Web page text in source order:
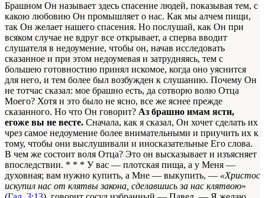
Брашном Он называет здесь спасение людей, показывая тем, с
какою любовию Он промышляет о нас. Как мы алчем пищи,
так Он желает нашего спасения. Но послушай, как Он при
всяком случае не вдруг все открывает, а сперва вводит
слушателя в недоумение, чтобы он, начав исследовать
сказанное и при этом недоумевая и затрудняясь, тем с
большею готовностию принял искомое, когда оно уяснится
для него, и тем более был возбужден к слушанию. Почему Он
не тотчас сказал: мое брашно есть, да сотворю волю Отца
Моего? Хотя и это было не ясно, все же яснее прежде
сказанного. Но что Он говорит? Аз брашно имам ясти,
егоже вы не весте. Сначала, как я сказал, Он хочет сделать их
чрез самое недоумение более внимательными и приучить их к
тому, чтобы они выслушивали и иносказательные Его слова.
В чем же состоит воля Отца? Это он высказывает и изъясняет
впоследствии. * * * У вас — плотская пища, а у Меня —
духовная; вам нужно купить, а Мне — выкупить, — «Христос
искупил нас от клятвы закона, сделавшись за нас клятвою»